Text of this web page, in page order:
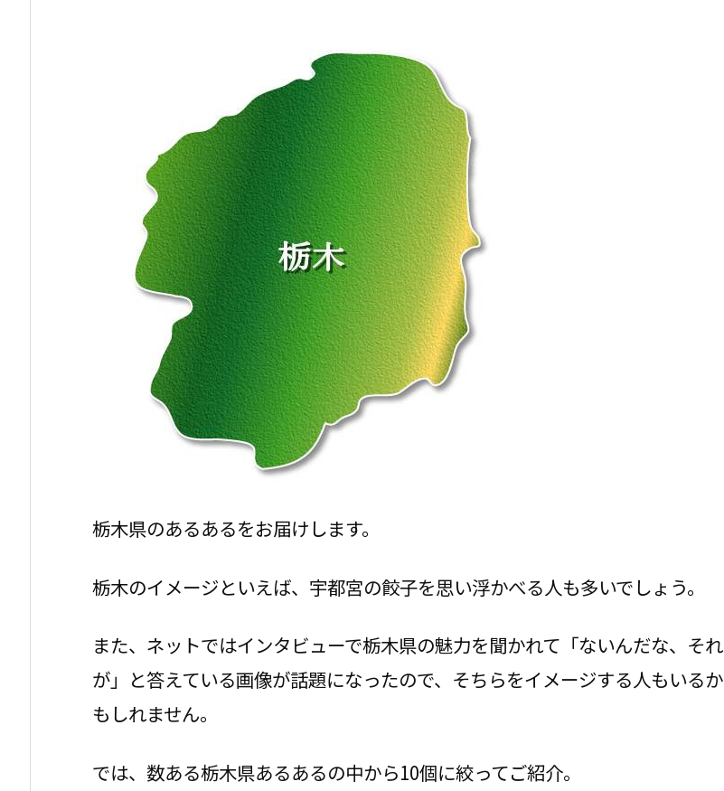
栃木県のあるあるをお届けします。
栃木のイメージといえば、宇都宮の餃子を思い浮かべる人も多いでしょう。
また、ネットではインタビューで栃木県の魅力を聞かれて「ないんだな、それ
が」と答えている画像が話題になったので、そちらをイメージする人もいるか
もしれません。
では、数ある栃木県あるあるの中から10個に絞ってご紹介。